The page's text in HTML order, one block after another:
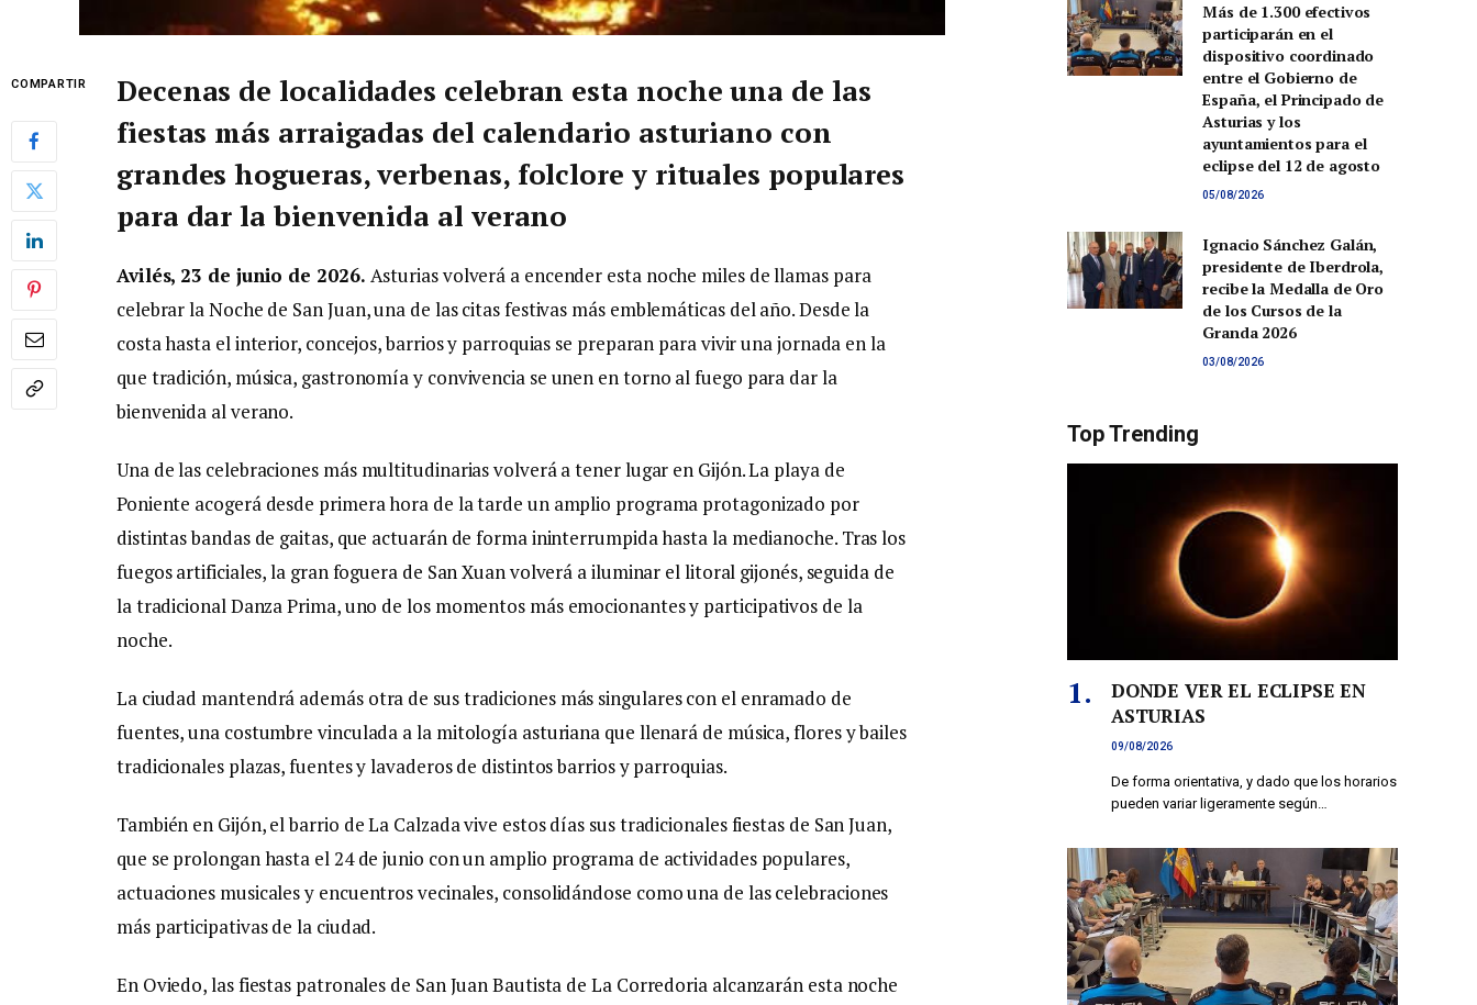
COMPARTIR
Decenas de localidades celebran esta noche una de las
fiestas más arraigadas del calendario asturiano con
grandes hogueras, verbenas, folclore y rituales populares
para dar la bienvenida al verano
Avilés, 23 de junio de 2026. Asturias volverá a encender esta noche miles de llamas para
celebrar la Noche de San Juan, una de las citas festivas más emblemáticas del año. Desde la
costa hasta el interior, concejos, barrios y parroquias se preparan para vivir una jornada en la
que tradición, música, gastronomía y convivencia se unen en torno al fuego para dar la
bienvenida al verano.
Una de las celebraciones más multitudinarias volverá a tener lugar en Gijón. La playa de
Poniente acogerá desde primera hora de la tarde un amplio programa protagonizado por
distintas bandas de gaitas, que actuarán de forma ininterrumpida hasta la medianoche. Tras los
fuegos artificiales, la gran foguera de San Xuan volverá a iluminar el litoral gijonés, seguida de
la tradicional Danza Prima, uno de los momentos más emocionantes y participativos de la
noche.
La ciudad mantendrá además otra de sus tradiciones más singulares con el enramado de
fuentes, una costumbre vinculada a la mitología asturiana que llenará de música, flores y bailes
tradicionales plazas, fuentes y lavaderos de distintos barrios y parroquias.
También en Gijón, el barrio de La Calzada vive estos días sus tradicionales fiestas de San Juan,
que se prolongan hasta el 24 de junio con un amplio programa de actividades populares,
actuaciones musicales y encuentros vecinales, consolidándose como una de las celebraciones
más participativas de la ciudad.
En Oviedo, las fiestas patronales de San Juan Bautista de La Corredoria alcanzarán esta noche
Más de 1.300 efectivos
participarán en el
dispositivo coordinado
entre el Gobierno de
España, el Principado de
Asturias y los
ayuntamientos para el
eclipse del 12 de agosto
05/08/2026
Ignacio Sánchez Galán,
presidente de Iberdrola,
recibe la Medalla de Oro
de los Cursos de la
Granda 2026
03/08/2026
Top Trending
DONDE VER EL ECLIPSE EN
ASTURIAS
09/08/2026
De forma orientativa, y dado que los horarios
pueden variar ligeramente según…